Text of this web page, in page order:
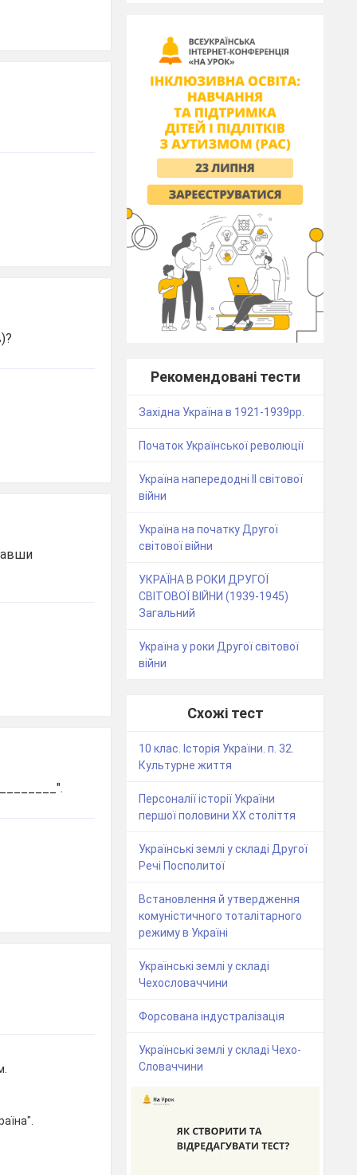
Рекомендовані тести
Західна Україна в 1921-1939рр.
Початок Української революції
Україна напередодні ІІ світової
війни
Україна на початку Другої
світової війни
УКРАЇНА В РОКИ ДРУГОЇ
СВІТОВОЇ ВІЙНИ (1939-1945)
Загальний
Україна у роки Другої світової
війни
Схожі тест
10 клас. Історія України. п. 32.
Культурне життя
Персоналії історії України
першої половини ХХ століття
Українські землі у складі Другої
Речі Посполитої
Встановлення й утвердження
комуністичного тоталітарного
режиму в Україні
Українські землі у складі
Чехословаччини
Форсована індустралізація
Українські землі у складі Чехо-
Словаччини